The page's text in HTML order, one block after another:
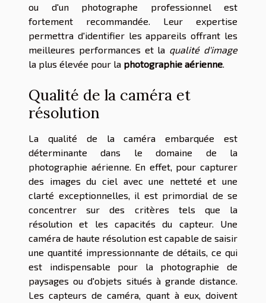
ou d'un photographe professionnel est
fortement recommandée. Leur expertise
permettra d'identifier les appareils offrant les
meilleures performances et la qualité d'image
la plus élevée pour la photographie aérienne
Qualité de la caméra et
résolution
La qualité de la caméra embarquée est
déterminante dans le domaine de la
photographie aérienne. En effet, pour capturer
des images du ciel avec une netteté et une
clarté exceptionnelles, il est primordial de se
concentrer sur des critères tels que la
résolution et les capacités du capteur. Une
caméra de haute résolution est capable de saisir
une quantité impressionnante de détails, ce qui
est indispensable pour la photographie de
paysages ou d'objets situés à grande distance.
Les capteurs de caméra, quant à eux, doivent